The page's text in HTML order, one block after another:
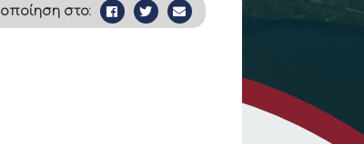
στο: